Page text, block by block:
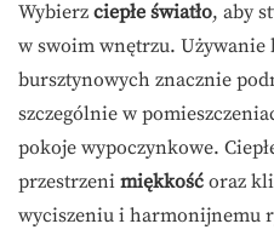
Wybierz ciepłe światło, aby
w swoim wnętrzu. Używanie
bursztynowych znacznie
szczególnie w
pokoje wypoczynkowe.
przestrzeni miękkość oraz
wyciszeniu i harmonijnemu